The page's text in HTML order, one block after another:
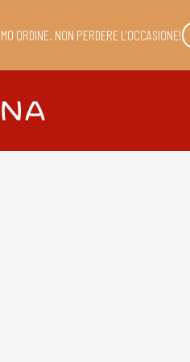
ORDINE. NON PERDERE L’OCCASIONE!